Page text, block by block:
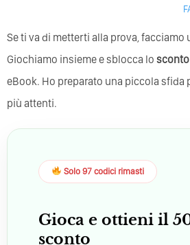
Se ti va di metterti alla prova, facciamo
Giochiamo insieme e sblocca lo sconto
eBook. Ho preparato una piccola sfida
più attenti.
Solo 97 codici rimasti
Gioca e ottieni il
sconto